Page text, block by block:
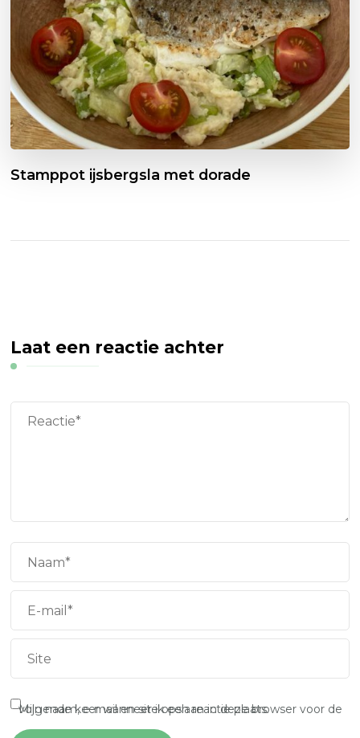
Stamppot ijsbergsla met dorade
Laat een reactie achter
Mijn naam, e-mail en site opslaan in deze browser voor de volgende keer wanneer ik een reactie plaats.